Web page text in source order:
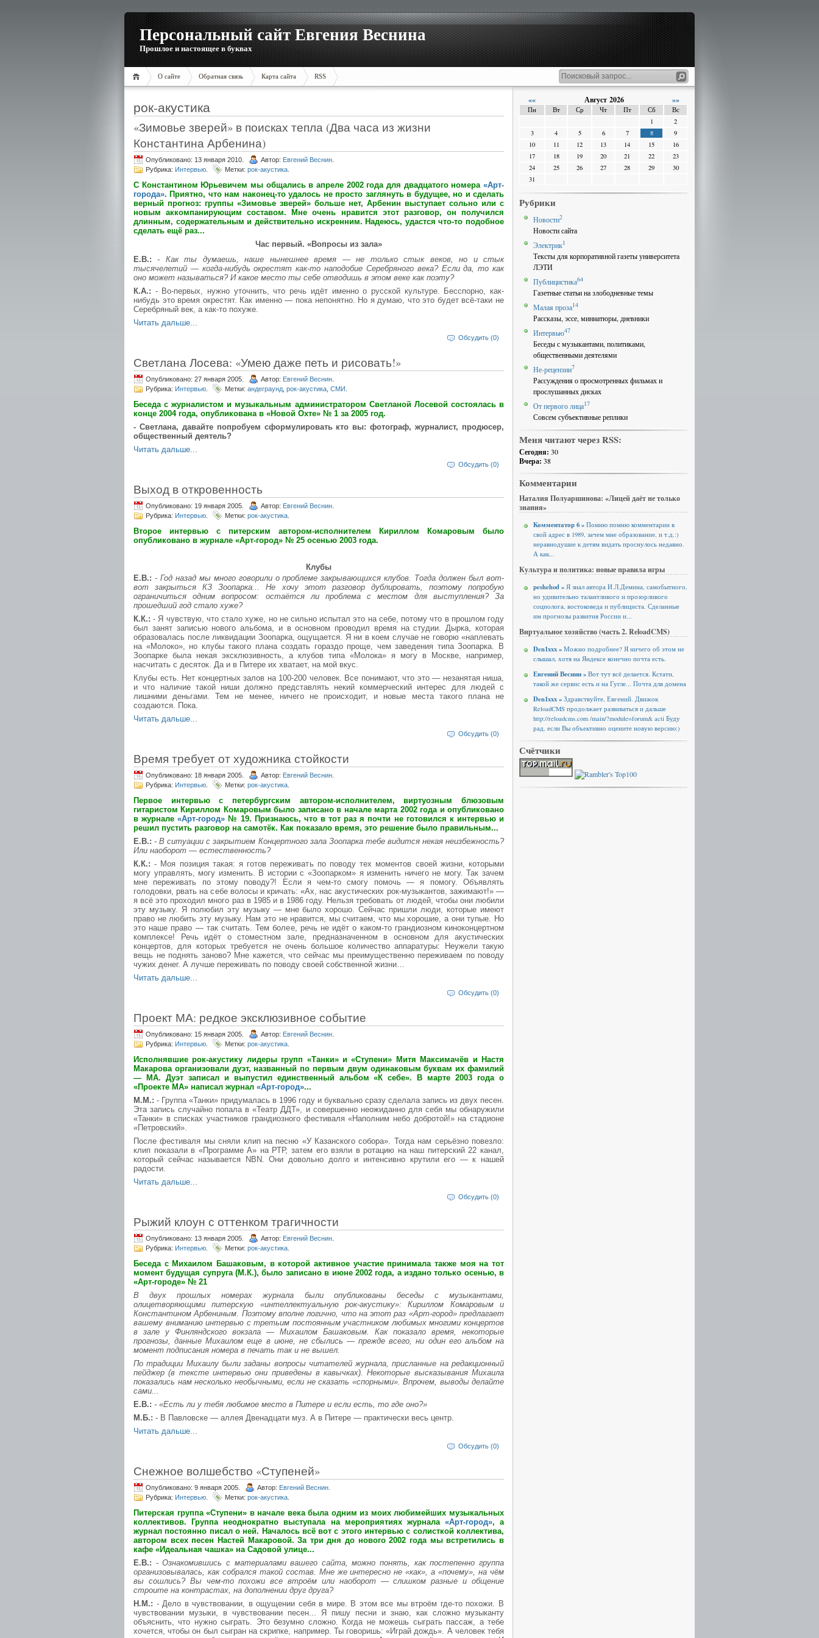
Персональный сайт Евгения Веснина
Прошлое и настоящее в буквах
О сайте Обратная связь Карта сайта RSS
рок-акустика
«Зимовье зверей» в поисках тепла (Два часа из жизни
Константина Арбенина)
Опубликовано: 13 января 2010. Автор: Евгений Веснин
Рубрика: Интервью Метки: рок-акустика
С Константином Юрьевичем мы общались в апреле 2002 года для двадцатого номера «Арт-
города». Приятно, что нам наконец-то удалось не просто заглянуть в будущее, но и сделать
верный прогноз: группы «Зимовье зверей» больше нет, Арбенин выступает сольно или с
новым аккомпанирующим составом. Мне очень нравится этот разговор, он получился
длинным, содержательным и действительно искренним. Надеюсь, удастся что-то подобное
сделать ещё раз...
Час первый. «Вопросы из зала»
Е.В.:
- Как ты думаешь, наше нынешнее время — не только стык веков, но и стык
тысячелетий — когда-нибудь окрестят как-то наподобие Серебряного века? Если да, то как
оно может называться? И какое место ты себе отводишь в этом веке как поэту?
К.А.: - Во-первых, нужно уточнить, что речь идёт именно о русской культуре. Бесспорно, как-
нибудь это время окрестят. Как именно — пока непонятно. Но я думаю, что это будет всё-таки не
Серебряный век, а как-то похуже.
Читать дальше...
Обсудить (0)
Светлана Лосева: «Умею даже петь и рисовать!»
Опубликовано: 27 января 2005. Автор: Евгений Веснин
Рубрика: Интервью Метки: андеграунд рок-акустика СМИ
Беседа с журналистом и музыкальным администратором Светланой Лосевой состоялась в
конце 2004 года, опубликована в «Новой Охте» № 1 за 2005 год.
- Светлана, давайте попробуем сформулировать кто вы: фотограф, журналист, продюсер,
общественный деятель?
Читать дальше...
Обсудить (0)
Выход в откровенность
Опубликовано: 19 января 2005. Автор: Евгений Веснин
Рубрика: Интервью Метки: рок-акустика
Второе интервью с питерским автором-исполнителем Кириллом Комаровым было
опубликовано в журнале «Арт-город» № 25 осенью 2003 года.
Клубы
Е.В.: - Год назад мы много говорили о проблеме закрывающихся клубов. Тогда должен был вот-
вот закрыться КЗ Зоопарка... Не хочу этот разговор дублировать, поэтому попробую
ограничиться одним вопросом: остаётся ли проблема с местом для выступления? За
прошедший год стало хуже?
К.К.: - Я чувствую, что стало хуже, но не сильно испытал это на себе, потому что в прошлом году
был занят записью нового альбома, и в основном проводил время на студии. Дырка, которая
образовалась после ликвидации Зоопарка, ощущается. Я ни в коем случае не говорю «наплевать
на «Молоко», но клубы такого плана создать гораздо проще, чем заведения типа Зоопарка. В
Зоопарке была некая эксклюзивность, а клубов типа «Молока» я могу в Москве, например,
насчитать с десяток. Да и в Питере их хватает, на мой вкус.
Клубы есть. Нет концертных залов на 100-200 человек. Все понимают, что это — незанятая ниша,
и что наличие такой ниши должно представлять некий коммерческий интерес для людей с
лишними деньгами. Тем не менее, ничего не происходит, и новые места такого плана не
создаются. Пока.
Читать дальше...
Обсудить (0)
Время требует от художника стойкости
Опубликовано: 18 января 2005. Автор: Евгений Веснин
Рубрика: Интервью Метки: рок-акустика
Первое интервью с петербургским автором-исполнителем, виртуозным блюзовым
гитаристом Кириллом Комаровым было записано в начале марта 2002 года и опубликовано
в журнале«Арт-город» № 19. Признаюсь, что в тот раз я почти не готовился к интервью и
решил пустить разговор на самотёк. Как показало время, это решение было правильным...
Е.В.: - В ситуации с закрытием Концертного зала Зоопарка тебе видится некая неизбежность?
Или наоборот — естественность?
К.К.: - Моя позиция такая: я готов переживать по поводу тех моментов своей жизни, которыми
могу управлять, могу изменить. В истории с «Зоопарком» я изменить ничего не могу. Так зачем
мне переживать по этому поводу?! Если я чем-то смогу помочь — я помогу. Объявлять
голодовки, рвать на себе волосы и кричать: «Ах, нас акустических рок-музыкантов, зажимают!» —
я всё это проходил много раз в 1985 и в 1986 году. Нельзя требовать от людей, чтобы они любили
эту музыку. Я полюбил эту музыку — мне было хорошо. Сейчас пришли люди, которые имеют
право не любить эту музыку. Нам это не нравится, мы считаем, что мы хорошие, а они тупые. Но
это наше право — так считать. Тем более, речь не идёт о каком-то грандиозном киноконцертном
комплексе! Речь идёт о стоместном зале, предназначенном в основном для акустических
концертов, для которых требуется не очень большое количество аппаратуры: Неужели такую
вещь не поднять заново? Мне кажется, что сейчас мы преимущественно переживаем по поводу
чужих денег. А лучше переживать по поводу своей собственной жизни…
Читать дальше...
Обсудить (0)
Проект МА: редкое эксклюзивное событие
Опубликовано: 15 января 2005. Автор: Евгений Веснин
Рубрика: Интервью Метки: рок-акустика
Исполнявшие рок-акустику лидеры групп «Танки» и «Ступени» Митя Максимачёв и Настя
Макарова организовали дуэт, названный по первым двум одинаковым буквам их фамилий
— МА. Дуэт записал и выпустил единственный альбом «К себе». В марте 2003 года о
«Проекте МА» написал журнал «Арт-город»...
М.М.: - Группа «Танки» придумалась в 1996 году и буквально сразу сделала запись из двух песен.
Эта запись случайно попала в «Театр ДДТ», и совершенно неожиданно для себя мы обнаружили
«Танки» в списках участников грандиозного фестиваля «Наполним небо добротой!» на стадионе
«Петровский».
После фестиваля мы сняли клип на песню «У Казанского собора». Тогда нам серьёзно повезло:
клип показали в «Программе А» на РТР, затем его взяли в ротацию на наш питерский 22 канал,
который сейчас называется NBN. Они довольно долго и интенсивно крутили его — к нашей
радости.
Читать дальше...
Обсудить (0)
Рыжий клоун с оттенком трагичности
Опубликовано: 13 января 2005. Автор: Евгений Веснин
Рубрика: Интервью Метки: рок-акустика
Беседа с Михаилом Башаковым, в которой активное участие принимала также моя на тот
момент будущая супруга (М.К.), было записано в июне 2002 года, а издано только осенью, в
«Арт-городе» № 21
В двух прошлых номерах журнала были опубликованы беседы с музыкантами,
олицетворяющими питерскую «интеллектуальную рок-акустику»: Кириллом Комаровым и
Константином Арбениным. Поэтому вполне логично, что на этот раз «Арт-город» предлагает
вашему вниманию интервью с третьим постоянным участником любимых многими концертов
в зале у Финляндского вокзала — Михаилом Башаковым. Как показало время, некоторые
прогнозы, данные Михаилом еще в июне, не сбылись — прежде всего, ни один его альбом на
момент подписания номера в печать так и не вышел.
По традиции Михаилу были заданы вопросы читателей журнала, присланные на редакционный
пейджер (в тексте интервью они приведены в кавычках). Некоторые высказывания Михаила
показались нам несколько необычными, если не сказать «спорными». Впрочем, выводы делайте
сами...
Е.В.: - «Есть ли у тебя любимое место в Питере и если есть, то где оно?»
М.Б.: - В Павловске — аллея Двенадцати муз. А в Питере — практически весь центр.
Читать дальше...
Обсудить (0)
Снежное волшебство «Ступеней»
Опубликовано: 9 января 2005. Автор: Евгений Веснин
Рубрика: Интервью Метки: рок-акустика
Питерская группа «Ступени» в начале века была одним из моих любимейших музыкальных
коллективов. Группа неоднократно выступала на мероприятиях журнала «Арт-город», а
журнал постоянно писал о ней. Началось всё вот с этого интервью с солисткой коллектива,
автором всех песен Настей Макаровой. За три дня до нового 2002 года мы встретились в
кафе «Идеальная чашка» на Садовой улице...
Е.В.: - Ознакомившись с материалами вашего сайта, можно понять, как постепенно группа
организовывалась, как собрался такой состав. Мне же интересно не «как», а «почему», на чём
вы сошлись? Вы чем-то похожи все втроём или наоборот — слишком разные и общение
строите на контрастах, на дополнении друг друга?
Н.М.: - Дело в чувствовании, в ощущении себя в мире. В этом все мы втроём где-то похожи. В
чувствовании музыки, в чувствовании песен... Я пишу песни и знаю, как сложно музыканту
объяснить, что нужно сыграть. Это безумно сложно. Когда не можешь сыграть пассаж, а тебе
хочется, чтобы он был сыгран на скрипке, например. Ты говоришь: «Играй дождь». А человек тебя
«« Август 2026 »»
Пн Вт Ср Чт Пт Сб
Вс
1
2
3
4 5 6 7 8
9
10
11 12 13 14 15
16
17
18 19 20 21 22
23
24
25 26 27 28 29
30
31
Рубрики
Новости2
Новости сайта
Электрик1
Тексты для корпоративной газеты университета
ЛЭТИ
Публицистика64
Газетные статьи на злободневные темы
Малая проза14
Рассказы, эссе, миниатюры, дневники
Интервью47
Беседы с музыкантами, политиками,
общественными деятелями
Не-рецензии7
Рассуждения о просмотренных фильмах и
прослушанных дисках
От первого лица17
Совсем субъективные реплики
Меня читают через RSS:
Сегодня: 30
Вчера: 38
Комментарии
Наталия Полуаршинова: «Лицей даёт не только
знания»
Комментатор 6 » Помню помню комментарии в
свой адрес в 1989, зачем мне образование, и т.д.:)
неравнодушие к детям видать проснулось недавно.
А как...
Культура и политика: новые правила игры
peshehod » Я знал автора И.Л.Демина, самобытного,
но удивительно талантливого и прозорливого
социолога, востоковеда и публициста. Сделанные
им прогнозы развития России и...
Виртуальное хозяйство (часть 2. ReloadCMS)
Den1xxx » Можно подробнее? Я ничего об этом не
слышал, хотя на Яндексе конечно почта есть.
Евгений Веснин » Вот тут всё делается. Кстати,
такой же сервис есть и на Гугле... Почта для домена
Den1xxx » Здравствуйте, Евгений. Движок
ReloadCMS продолжает развиваться и дальше
http://reloadcms.com /main/?module=forum& acti Буду
рад, если Вы объективно оцените новую версию:)
Счётчики